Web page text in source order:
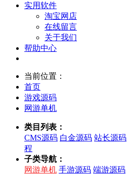
实用软件
淘宝网店
在线留言
关于我们
帮助中心
当前位置：
首页
游戏源码
网游单机
类目列表：
CMS源码 白金源码 站长源码
程
子类导航：
网游单机 手游源码 端游源码